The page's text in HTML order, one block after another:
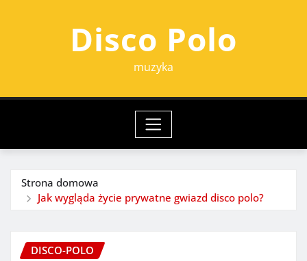
Disco Polo
muzyka
Strona domowa
Jak wygląda życie prywatne gwiazd disco polo?
DISCO-POLO